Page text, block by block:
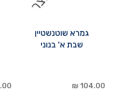
גמרא שוטנשטיין
שבת א' בנוני
104.00 ₪
₪